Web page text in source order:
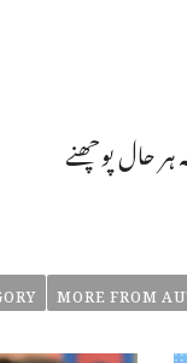
حال پوچھنے
MORE FROM